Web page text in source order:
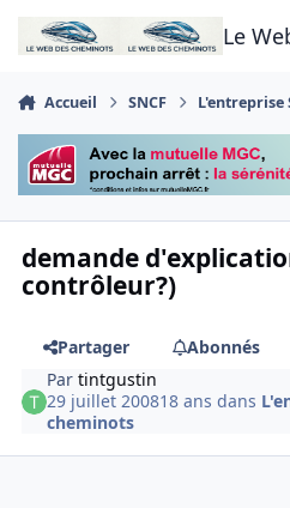
Aller au contenu
Le
Accueil SNCF L'entreprise
demande
contrôleur?)
Partager
Abonnés
Partintgustin
29 juillet 200818 ans dans
cheminots